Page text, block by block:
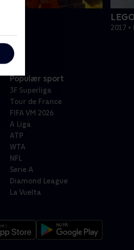
2017
Populær sport
3F Superliga
Tour de France
FIFA VM 2026
A Liga
ATP
WTA
NFL
Serie A
Diamond League
La Vuelta